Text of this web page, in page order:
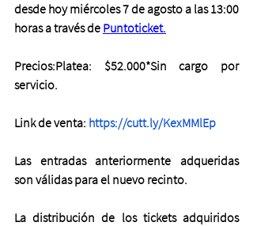
desde hoy miércoles 7 de agosto a las 13:00
horas a través de Puntoticket.
Precios:Platea: $52.000*Sin cargo por
servicio.
Link de venta: https://cutt.ly/KexMMlEp
Las entradas anteriormente adqueridas
son válidas para el nuevo recinto.
La distribución de los tickets adquiridos